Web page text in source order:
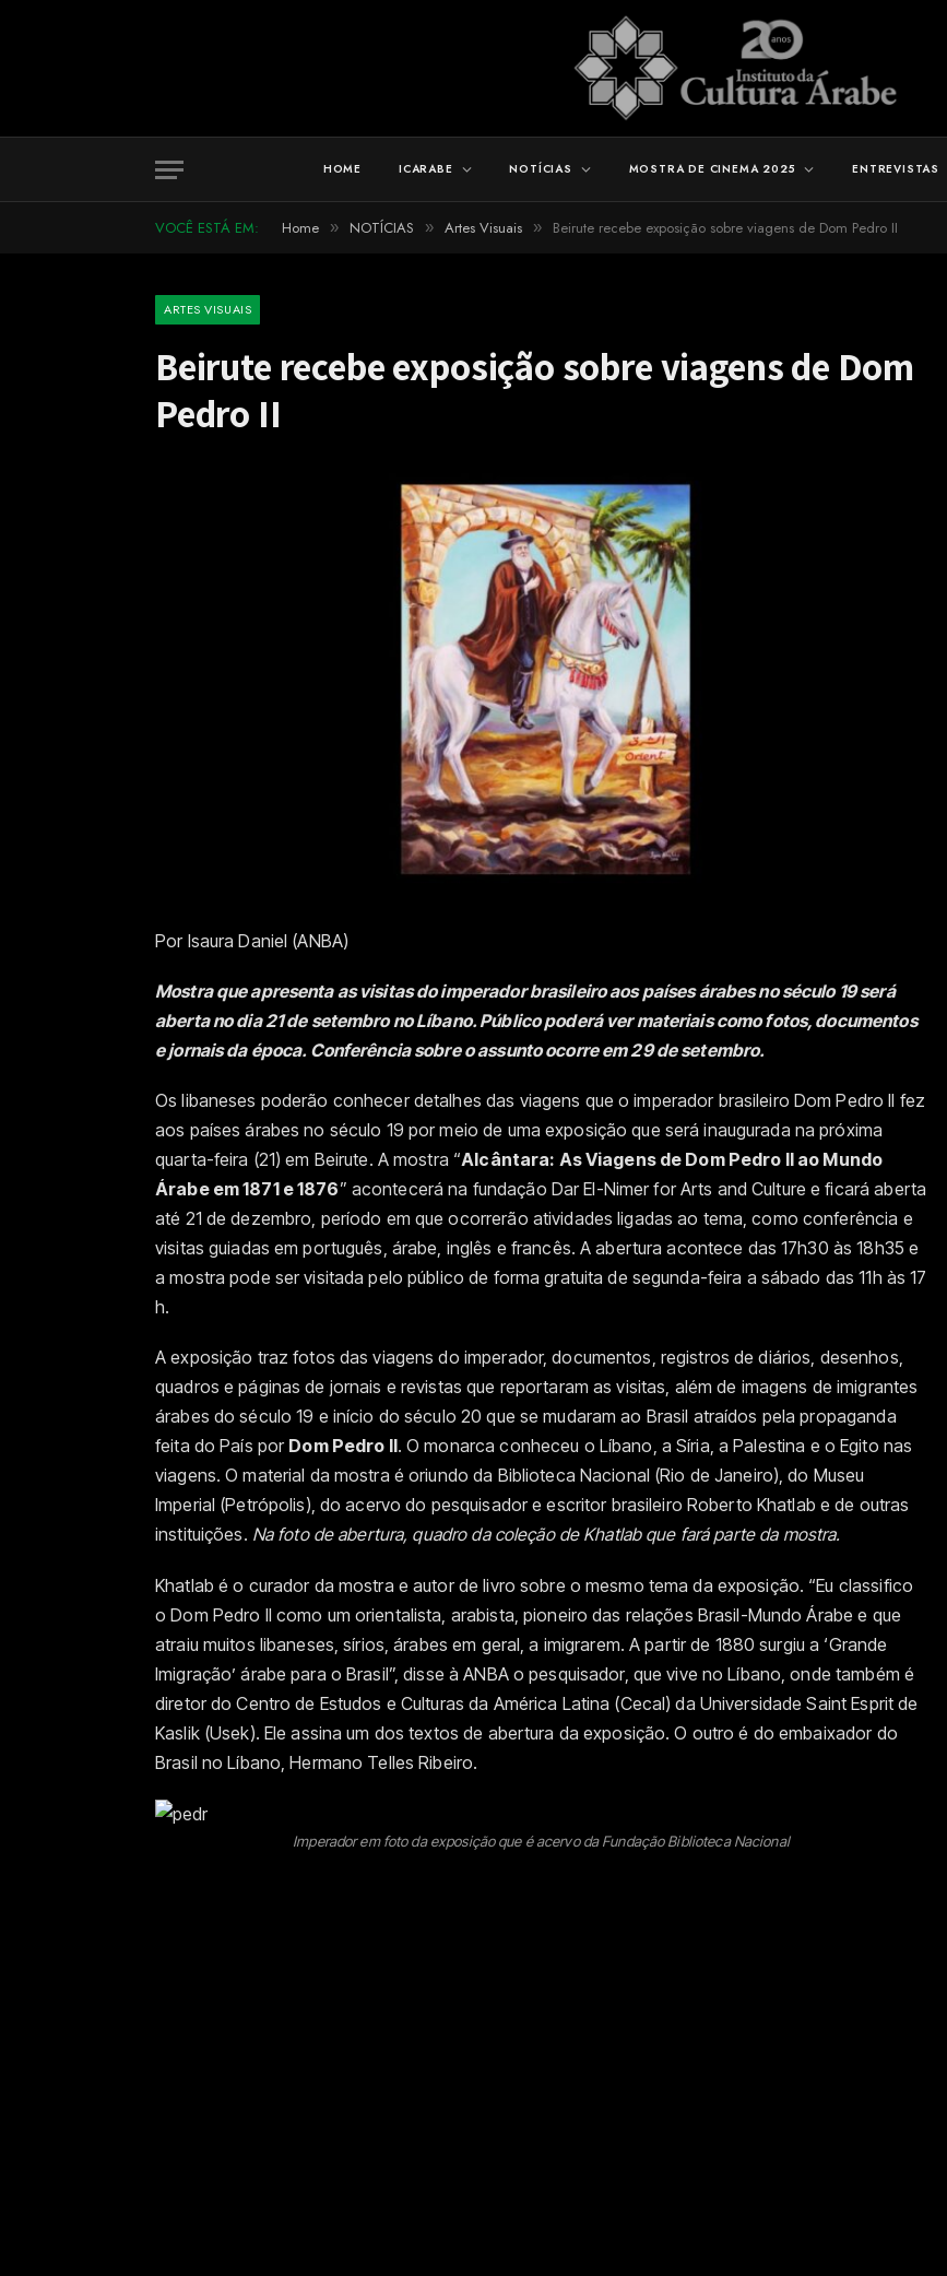
HOME ICARABE NOTÍCIAS MOSTRA DE CINEMA 2025 ENTREVISTAS
VOCÊ ESTÁ EM: Home » NOTÍCIAS » Artes Visuais » Beirute recebe exposição sobre viagens de Dom Pedro II
ARTES VISUAIS
Beirute recebe exposição sobre viagens de Dom
Pedro II
Por Isaura Daniel (ANBA)
Mostra que apresenta as visitas do imperador brasileiro aos países árabes no século 19 será
aberta no dia 21 de setembro no Líbano. Público poderá ver materiais como fotos, documentos
e jornais da época. Conferência sobre o assunto ocorre em 29 de setembro.
Os libaneses poderão conhecer detalhes das viagens que o imperador brasileiro Dom Pedro II fez
aos países árabes no século 19 por meio de uma exposição que será inaugurada na próxima
quarta-feira (21) em Beirute. A mostra “Alcântara: As Viagens de Dom Pedro II ao Mundo
Árabe em 1871 e 1876” acontecerá na fundação Dar El-Nimer for Arts and Culture e ficará aberta
até 21 de dezembro, período em que ocorrerão atividades ligadas ao tema, como conferência e
visitas guiadas em português, árabe, inglês e francês. A abertura acontece das 17h30 às 18h35 e
a mostra pode ser visitada pelo público de forma gratuita de segunda-feira a sábado das 11h às 17
h.
A exposição traz fotos das viagens do imperador, documentos, registros de diários, desenhos,
quadros e páginas de jornais e revistas que reportaram as visitas, além de imagens de imigrantes
árabes do século 19 e início do século 20 que se mudaram ao Brasil atraídos pela propaganda
feita do País por Dom Pedro II. O monarca conheceu o Líbano, a Síria, a Palestina e o Egito nas
viagens. O material da mostra é oriundo da Biblioteca Nacional (Rio de Janeiro), do Museu
Imperial (Petrópolis), do acervo do pesquisador e escritor brasileiro Roberto Khatlab e de outras
instituições. Na foto de abertura, quadro da coleção de Khatlab que fará parte da mostra.
Khatlab é o curador da mostra e autor de livro sobre o mesmo tema da exposição. “Eu classifico
o Dom Pedro II como um orientalista, arabista, pioneiro das relações Brasil-Mundo Árabe e que
atraiu muitos libaneses, sírios, árabes em geral, a imigrarem. A partir de 1880 surgiu a ‘Grande
Imigração’ árabe para o Brasil”, disse à ANBA o pesquisador, que vive no Líbano, onde também é
diretor do Centro de Estudos e Culturas da América Latina (Cecal) da Universidade Saint Esprit de
Kaslik (Usek). Ele assina um dos textos de abertura da exposição. O outro é do embaixador do
Brasil no Líbano, Hermano Telles Ribeiro.
Imperador em foto da exposição que é acervo da Fundação Biblioteca Nacional